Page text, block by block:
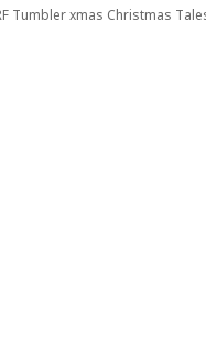
Tumbler xmas Christmas